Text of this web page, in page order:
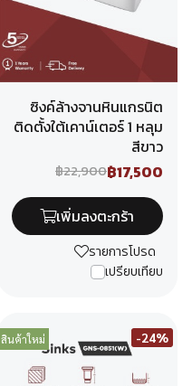
ซิงค์ล้างจานหินแกรนิต
ติดตั้งใต้เคาน์เตอร์ 1 หลุม
สีขาว
฿22,900฿17,500
เพิ่มลงตะกร้า
รายการโปรด
เปรียบเทียบ
สินค้าใหม่ -24%